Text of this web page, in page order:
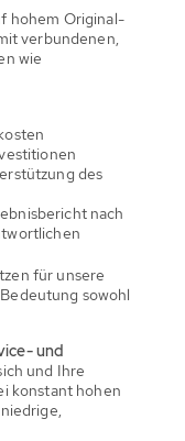
hohem Original-
verbundenen,
wie
des
nach
für unsere
sowohl
und
und Ihre
konstant hohen